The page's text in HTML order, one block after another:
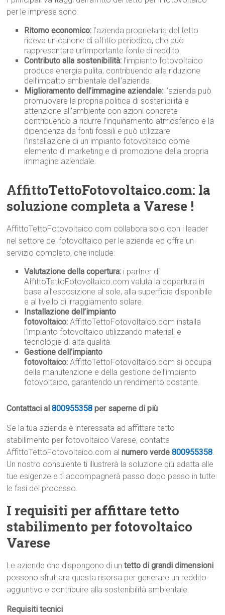
per le imprese sono:
Ritorno economico: l’azienda proprietaria del tetto
riceve un canone di affitto periodico, che può
rappresentare un’importante fonte di reddito.
Contributo alla sostenibilità: l’impianto fotovoltaico
produce energia pulita, contribuendo alla riduzione
dell’impatto ambientale dell’azienda.
Miglioramento dell’immagine aziendale: l’azienda può
promuovere la propria politica di sostenibilità e
attenzione all’ambiente con azioni concrete
contribuendo a ridurre l’inquinamento atmosferico e la
dipendenza da fonti fossili e può utilizzare
l’installazione di un impianto fotovoltaico come
elemento di marketing e di promozione della propria
immagine aziendale.
AffittoTettoFotovoltaico.com: la
soluzione completa a Varese !
AffittoTettoFotovoltaico.com collabora solo con i leader
nel settore del fotovoltaico per le aziende ed offre un
servizio completo, che include:
Valutazione della copertura: i partner di
AffittoTettoFotovoltaico.com valuta la copertura in
base all’esposizione al sole, alla superficie disponibile
e al livello di irraggiamento solare.
Installazione dell’impianto
fotovoltaico: AffittoTettoFotovoltaico.com installa
l’impianto fotovoltaico utilizzando materiali e
tecnologie di alta qualità.
Gestione dell’impianto
fotovoltaico: AffittoTettoFotovoltaico.com si occupa
della manutenzione e della gestione dell’impianto
fotovoltaico, garantendo un rendimento costante.
Contattaci al800955358 per saperne di più
Se la tua azienda è interessata ad affittare tetto
stabilimento per fotovoltaico Varese, contatta
AffittoTettoFotovoltaico.com alnumero verde800955358.
Un nostro consulente ti illustrerà la soluzione più adatta alle
tue esigenze e ti accompagnerà passo dopo passo in tutte
le fasi del processo.
I requisiti per affittare tetto
stabilimento per fotovoltaico
Varese
Le aziende che dispongono di untetto di grandi dimensioni
possono sfruttare questa risorsa per generare un reddito
aggiuntivo e contribuire alla sostenibilità ambientale.
Requisiti tecnici